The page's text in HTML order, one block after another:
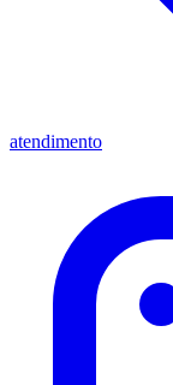
atendimento